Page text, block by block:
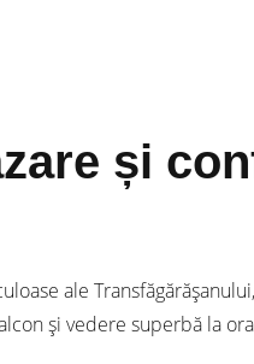
și
ale
și vedere superbă la